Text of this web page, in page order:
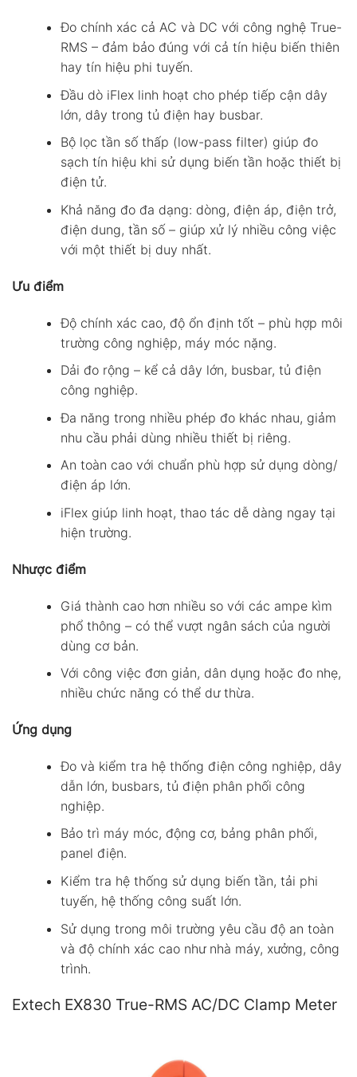
Đo chính xác cả AC và DC với công nghệ True-
RMS – đảm bảo đúng với cả tín hiệu biến thiên
hay tín hiệu phi tuyến.
Đầu dò iFlex linh hoạt cho phép tiếp cận dây
lớn, dây trong tủ điện hay busbar.
Bộ lọc tần số thấp (low-pass filter) giúp đo
sạch tín hiệu khi sử dụng biến tần hoặc thiết bị
điện tử.
Khả năng đo đa dạng: dòng, điện áp, điện trở,
điện dung, tần số – giúp xử lý nhiều công việc
với một thiết bị duy nhất.
Ưu điểm
Độ chính xác cao, độ ổn định tốt – phù hợp môi
trường công nghiệp, máy móc nặng.
Dải đo rộng – kể cả dây lớn, busbar, tủ điện
công nghiệp.
Đa năng trong nhiều phép đo khác nhau, giảm
nhu cầu phải dùng nhiều thiết bị riêng.
An toàn cao với chuẩn phù hợp sử dụng dòng/
điện áp lớn.
iFlex giúp linh hoạt, thao tác dễ dàng ngay tại
hiện trường.
Nhược điểm
Giá thành cao hơn nhiều so với các ampe kìm
phổ thông – có thể vượt ngân sách của người
dùng cơ bản.
Với công việc đơn giản, dân dụng hoặc đo nhẹ,
nhiều chức năng có thể dư thừa.
Ứng dụng
Đo và kiểm tra hệ thống điện công nghiệp, dây
dẫn lớn, busbars, tủ điện phân phối công
nghiệp.
Bảo trì máy móc, động cơ, bảng phân phối,
panel điện.
Kiểm tra hệ thống sử dụng biến tần, tải phi
tuyến, hệ thống công suất lớn.
Sử dụng trong môi trường yêu cầu độ an toàn
và độ chính xác cao như nhà máy, xưởng, công
trình.
Extech EX830 True-RMS AC/DC Clamp Meter